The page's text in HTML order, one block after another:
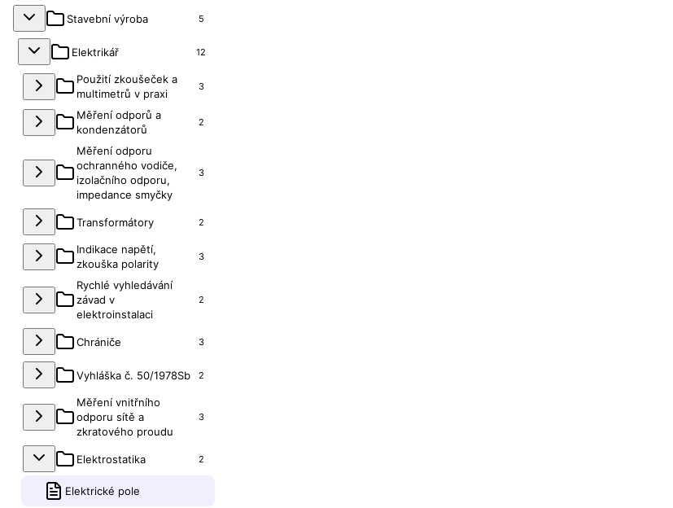
Stavební výroba 5
Elektrikář 12
Použití zkoušeček a
multimetrů v praxi
3
Měření odporů a
kondenzátorů
2
Měření odporu
ochranného vodiče,
izolačního odporu,
impedance smyčky
3
Transformátory 2
Indikace napětí,
zkouška polarity
3
Rychlé vyhledávání
závad v
elektroinstalaci
2
Chrániče 3
Vyhláška č. 50/1978Sb 2
Měření vnitřního
odporu sítě a
zkratového proudu
3
Elektrostatika 2
Elektrické pole